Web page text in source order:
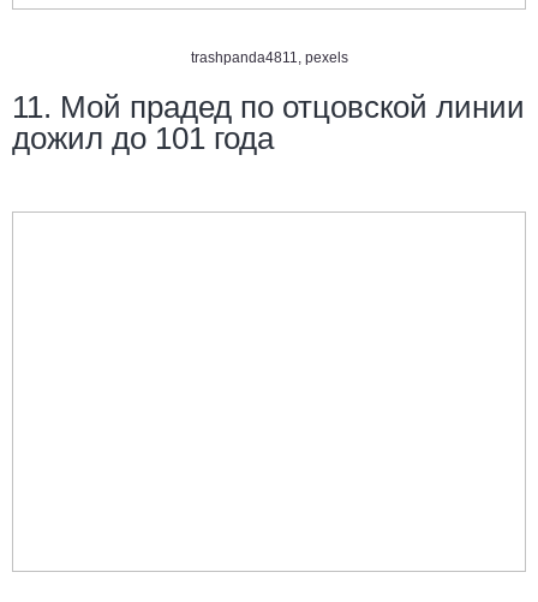
trashpanda4811, pexels
11. Мой прадед по отцовской линии
дожил до 101 года